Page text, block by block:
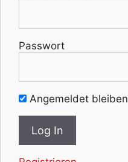
Passwort
Angemeldet bleiben